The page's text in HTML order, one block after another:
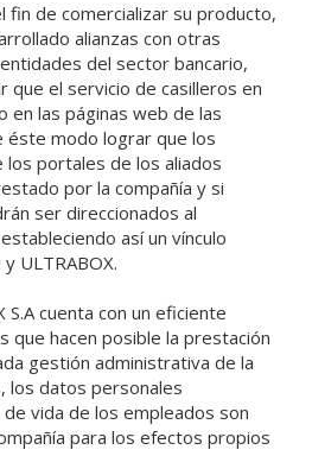
fin de comercializar su producto,
alianzas con otras
del sector bancario,
el servicio de casilleros en
las páginas web de las
éste modo lograr que los
portales de los aliados
por la compañía y si
ser direccionados al
así un vínculo
ULTRABOX.
S.A cuenta con un eficiente
que hacen posible la prestación
gestión administrativa de la
los datos personales
vida de los empleados son
para los efectos propios